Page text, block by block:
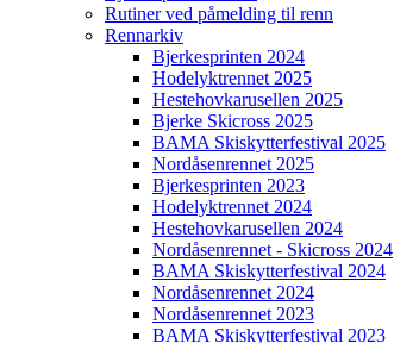
Rutiner ved påmelding til renn
Rennarkiv
Bjerkesprinten 2024
Hodelyktrennet 2025
Hestehovkarusellen 2025
Bjerke Skicross 2025
BAMA Skiskytterfestival 2025
Nordåsenrennet 2025
Bjerkesprinten 2023
Hodelyktrennet 2024
Hestehovkarusellen 2024
Nordåsenrennet - Skicross 2024
BAMA Skiskytterfestival 2024
Nordåsenrennet 2024
Nordåsenrennet 2023
BAMA Skiskytterfestival 2023